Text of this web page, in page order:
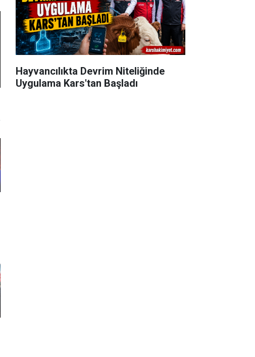
Hayvancılıkta Devrim Niteliğinde
Uygulama Kars'tan Başladı